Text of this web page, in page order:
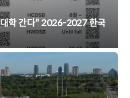
학 간다" 2026-2027 한국